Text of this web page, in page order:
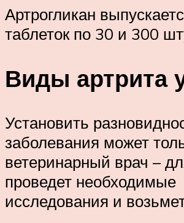
Артрогликан
таблеток по 30 и 300
Виды артрита
Установить
заболевания может
ветеринарный врач –
проведет необходимые
исследования и